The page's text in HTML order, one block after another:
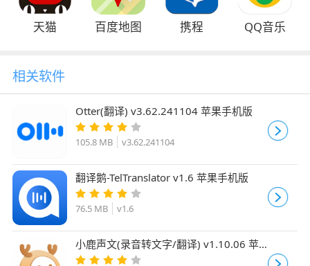
天猫 百度地图 携程 QQ音乐
相关软件
Otter(翻译) v3.62.241104 苹果手机版
105.8 MB v3.62.241104
翻译鹅-TelTranslator v1.6 苹果手机版
76.5 MB v1.6
小鹿声文(录音转文字/翻译) v1.10.06 苹
果手机版